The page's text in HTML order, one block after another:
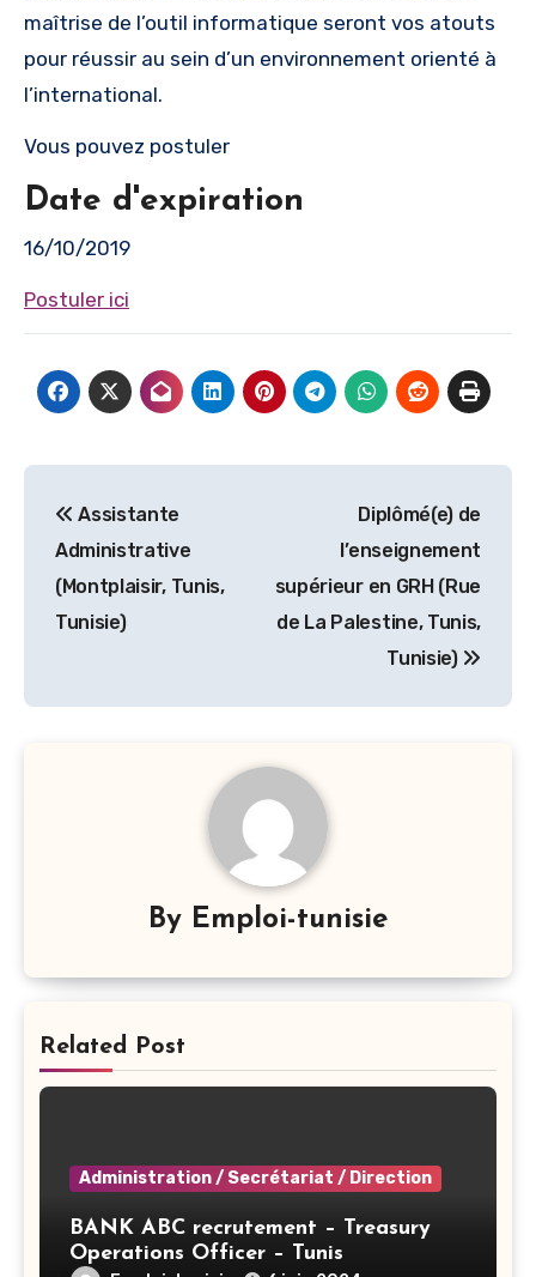
maîtrise de l’outil informatique seront vos atouts
pour réussir au sein d’un environnement orienté à
l’international.
Vous pouvez postuler
Date d'expiration
16/10/2019
Postuler ici
de
l’article
Assistante
Administrative
(Montplaisir, Tunis,
Tunisie)
Diplômé(e) de
l’enseignement
supérieur en GRH (Rue
de La Palestine, Tunis,
Tunisie)
By Emploi-tunisie
Related Post
Administration / Secrétariat / Direction
BANK ABC recrutement – Treasury
Operations Officer – Tunis